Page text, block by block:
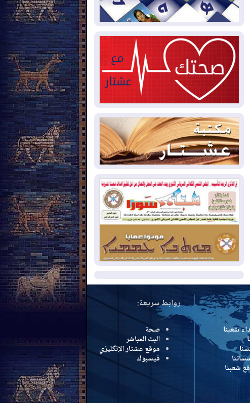
2026-08-03كوبا تغرق في الظلام مجددا
2026-08-03
أوامر بإجلاء 60 ألف شخص
بسبب الحرائق في ولاية واشنطن
2026-08-02
مشروع "حسابي" يُمهل
الموظفين حتى نهاية أغسطس لاستلام
بطاقاتهم المصرفية
2026-08-02دمشق وعمّان تحذران بغداد:
أي هجوم من أراضي العراق سيواجه برد
2026-08-02ترامب: الولايات المتحدة
وإسرائيل تعلقان شن ضربات على إيران
2026-08-01تقرير: الولايات المتحدة تسحب
منظومة باتريوت الدفاعية من أربيل
2026-08-01
النفط: اتفاقية ثلاثية لاستئناف
التصدير عبر جيهان بطاقة 750 ألف برميل
يومياً
المزيد
شعبنا
شعبنا
روابط سريعة:
صحة
البث المباشر
موقع عشتار الإنگليزي
فيسبوك